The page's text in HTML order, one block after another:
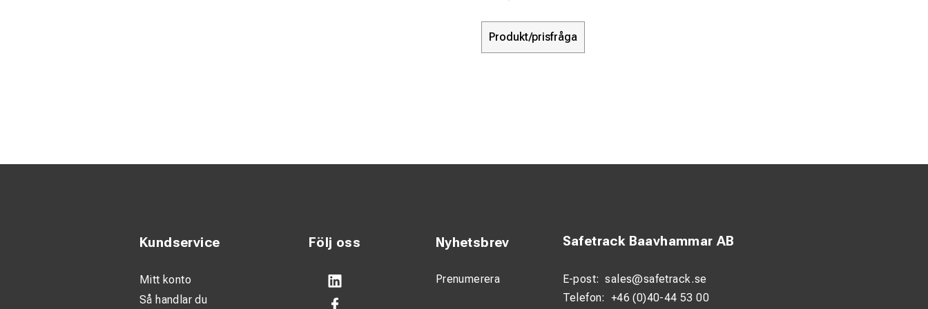
Produkt/prisfråga
Följ oss Nyhetsbrev
Prenumerera
Safetrack Baavhammar AB
E-post: sales@safetrack.se
Telefon: +46 (0)40-44 53 00
Kundservice
Mitt konto
Så handlar du